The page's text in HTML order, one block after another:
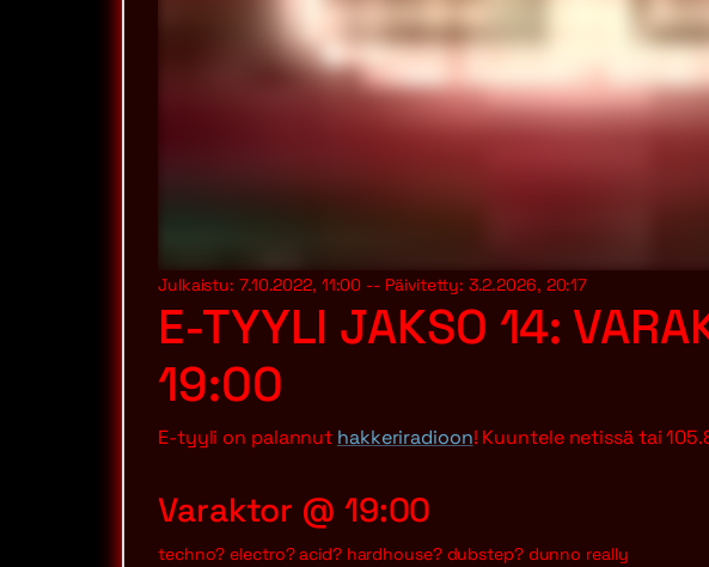
Julkaistu: 7.10.2022, 11:00 -- Päivitetty: 3.2.2026, 20:17
E-TYYLI JAKSO 14:
19:00
E-tyyli on palannut hakkeriradioon! Kuuntele netissä tai
Varaktor @ 19:00
techno? electro? acid? hardhouse? dubstep? dunno really